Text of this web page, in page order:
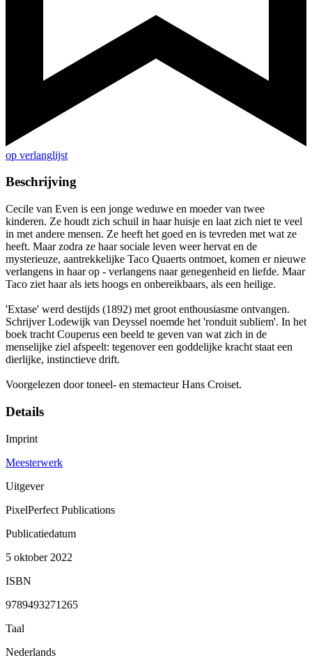
op verlanglijst
Beschrijving
Cecile van Even is een jonge weduwe en moeder van twee
kinderen. Ze houdt zich schuil in haar huisje en laat zich niet te veel
in met andere mensen. Ze heeft het goed en is tevreden met wat ze
heeft. Maar zodra ze haar sociale leven weer hervat en de
mysterieuze, aantrekkelijke Taco Quaerts ontmoet, komen er nieuwe
verlangens in haar op - verlangens naar genegenheid en liefde. Maar
Taco ziet haar als iets hoogs en onbereikbaars, als een heilige.
'Extase' werd destijds (1892) met groot enthousiasme ontvangen.
Schrijver Lodewijk van Deyssel noemde het 'ronduit subliem'. In het
boek tracht Couperus een beeld te geven van wat zich in de
menselijke ziel afspeelt: tegenover een goddelijke kracht staat een
dierlijke, instinctieve drift.
Voorgelezen door toneel- en stemacteur Hans Croiset.
Details
Imprint
Meesterwerk
Uitgever
PixelPerfect Publications
Publicatiedatum
5 oktober 2022
ISBN
9789493271265
Taal
Nederlands